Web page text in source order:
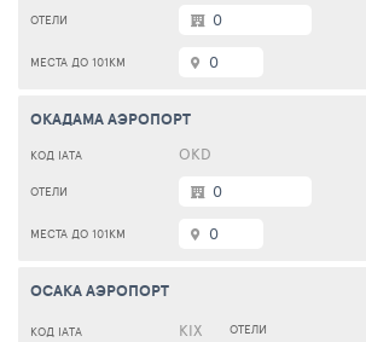
0
0
ОКАДАМА АЭРОПОРТ
OKD
0
0
ОСАКА АЭРОПОРТ
KIX